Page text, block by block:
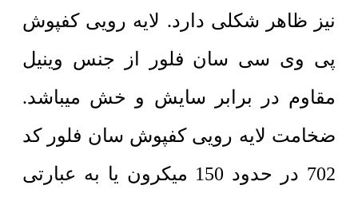
نیز ظاهر شکلی دارد. لایه رویی کفپوش
پی وی سی سان فلور از جنس وینیل
مقاوم در برابر سایش و خش میباشد.
ضخامت لایه رویی کفپوش سان فلور کد
702 در حدود 150 میکرون یا به عبارتی